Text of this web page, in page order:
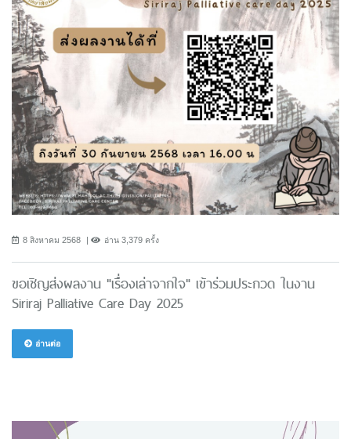
8 สิงหาคม 2568 อ่าน 3,379 ครั้ง
ขอเชิญส่งผลงาน "เรื่องเล่าจากใจ" เข้าร่วมประกวด ในงาน
Siriraj Palliative Care Day 2025
อ่านต่อ